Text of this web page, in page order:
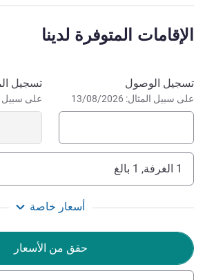
International Airport is a 5-minute
day at Europa-Park theme park in
Adagio Bâle Mulhouse Airport wishes
welcome. In the area where 3 countries
EuroAirport Basel-Mulhouse-Freiburg.
إدارة الفندق Alexandre HARMUTH
الإقامات المتوفرة لدينا
احجز في هذا الفندق
تسجيل الوصول
على سبيل المثال: 13/08/2026
تسجيل
على سبيل
1 الغرفة, 1 بالغ
أسعار خاصة
حقق من الأسعار